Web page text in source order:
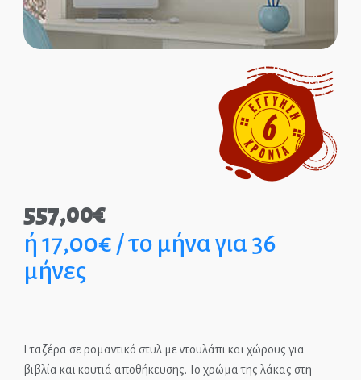
Παιδικά Κρεβάτια
Παιδικές Κουκέτες
Παιδικές Βιβλιοθήκες
ΣΤΡΩΜΑΤΑ
ΠΑΙΔΙΚΑ
ΠΑΙΔΙΚΑ
ΚΡΕΒΑΤΙΑ
557,00€
ή 17,00€ / το μήνα για 36
μήνες
Εταζέρα σε ρομαντικό στυλ με ντουλάπι και χώρους για
βιβλία και κουτιά αποθήκευσης. Το χρώμα της λάκας στη